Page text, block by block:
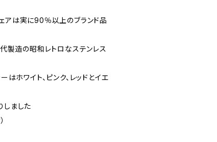
は実に90％以上のブランド品
製造の昭和レトロなステンレス
はホワイト、ピンク、レッドとイエ
ました